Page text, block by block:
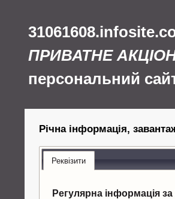
ПРИВАТНЕ
персональний
Річна інформація,
Реквізити
Регулярна інформація за